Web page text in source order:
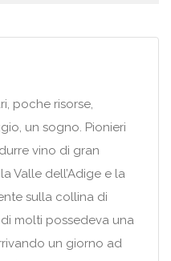
poche risorse,
un sogno. Pionieri
vino di gran
Valle dell’Adige e la
sulla collina di
molti possedeva una
un giorno ad